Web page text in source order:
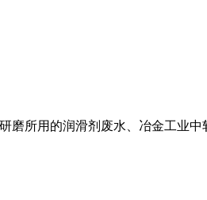
所用的润滑剂废水、冶金工业中